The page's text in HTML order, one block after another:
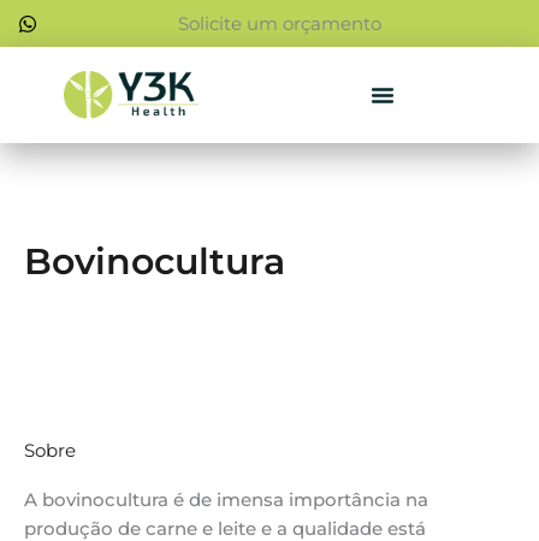
para
conteúdo
Solicite um orçamento
Bovinocultura
Sobre
A bovinocultura é de imensa importância na
produção de carne e leite e a qualidade está